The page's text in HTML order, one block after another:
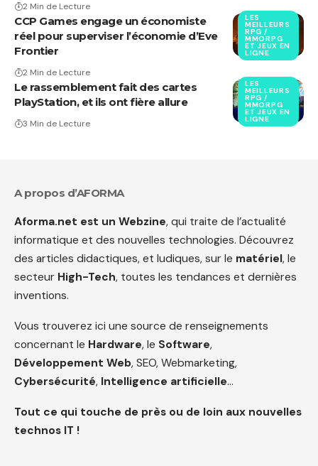
2 Min de Lecture
LES
MEILLEURS
RPG /
MMORPG
ET JEUX EN
LIGNE
CCP Games engage un économiste
réel pour superviser l’économie d’Eve
Frontier
2 Min de Lecture
LES
MEILLEURS
RPG /
MMORPG
ET JEUX EN
LIGNE
Le rassemblement fait des cartes
PlayStation, et ils ont fière allure
3 Min de Lecture
A propos d’AFORMA
Aforma.net est un Webzine, qui traite de l’actualité
informatique et des nouvelles technologies. Découvrez
des articles didactiques, et ludiques, sur le matériel, le
secteur High-Tech, toutes les tendances et dernières
inventions.
Vous trouverez ici une source de renseignements
concernant le Hardware, le Software,
Développement Web, SEO, Webmarketing,
Cybersécurité, Intelligence artificielle…
Tout ce qui touche de près ou de loin aux nouvelles
technos IT !